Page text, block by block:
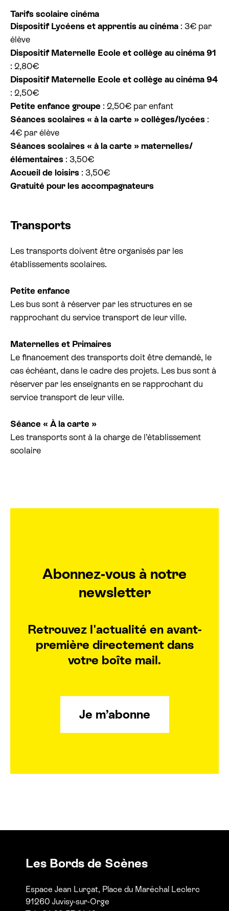
Tarifs scolaire cinéma
Dispositif Lycéens et apprentis au cinéma : 3€ par
élève
Dispositif Maternelle Ecole et collège au cinéma 91
: 2,80€
Dispositif Maternelle Ecole et collège au cinéma 94
: 2,50€
Petite enfance groupe : 2,50€ par enfant
Séances scolaires « à la carte » collèges/lycées :
4€ par élève
Séances scolaires « à la carte » maternelles/
élémentaires : 3,50€
Accueil de loisirs : 3,50€
Gratuité pour les accompagnateurs
Transports
Les transports doivent être organisés par les
établissements scolaires.
Petite enfance
Les bus sont à réserver par les structures en se
rapprochant du service transport de leur ville.
Maternelles et Primaires
Le financement des transports doit être demandé, le
cas échéant, dans le cadre des projets. Les bus sont à
réserver par les enseignants en se rapprochant du
service transport de leur ville.
Séance « À la carte »
Les transports sont à la charge de l’établissement
scolaire
Abonnez-vous à notre
newsletter
Retrouvez l'actualité en avant-
première directement dans
votre boîte mail.
Je m’abonne
Les Bords de Scènes
Espace Jean Lurçat, Place du Maréchal Leclerc
91260 Juvisy-sur-Orge